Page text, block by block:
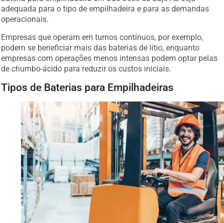
adequada para o tipo de empilhadeira e para as demandas
operacionais.
podem se beneficiar mais das baterias de lítio, enquanto
empresas com operações menos intensas podem optar pelas
de chumbo-ácido para reduzir os custos iniciais.
Tipos de Baterias para Empilhadeiras